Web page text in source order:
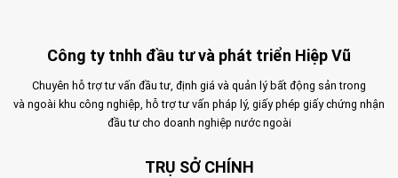
Công ty tnhh đầu tư và phát triển Hiệp Vũ
Chuyên hỗ trợ tư vấn đầu tư, định giá và quản lý bất động sản trong
và ngoài khu công nghiệp, hỗ trợ tư vấn pháp lý, giấy phép giấy chứng nhận
đầu tư cho doanh nghiệp nước ngoài
TRỤ SỞ CHÍNH